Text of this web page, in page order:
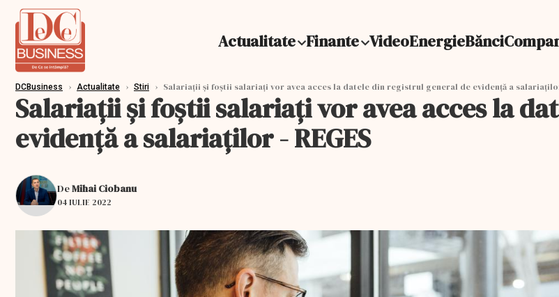
Actualitate Finante VideoEnergieBănci
DCBusiness › Actualitate › Stiri › Salariații şi foștii salariați vor avea acces la datele din registrul general de evidență a salariaților
Salariații şi foștii salariați vor avea acces la
evidență a salariaților - REGES
DeMihai Ciobanu
04 IULIE 2022